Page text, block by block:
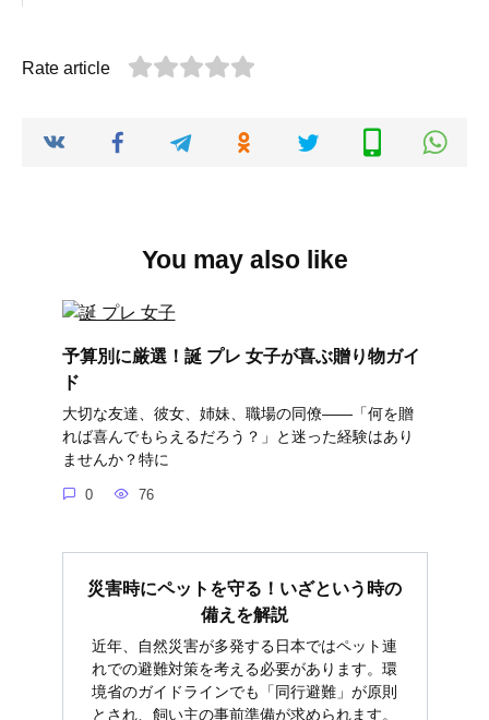
Rate article
You may also like
予算別に厳選！誕 プレ 女子が喜ぶ贈り物ガイ
ド
大切な友達、彼女、姉妹、職場の同僚――「何を贈
れば喜んでもらえるだろう？」と迷った経験はあり
ませんか？特に
0 76
災害時にペットを守る！いざという時の
備えを解説
近年、自然災害が多発する日本ではペット連
れでの避難対策を考える必要があります。環
境省のガイドラインでも「同行避難」が原則
とされ、飼い主の事前準備が求められます。